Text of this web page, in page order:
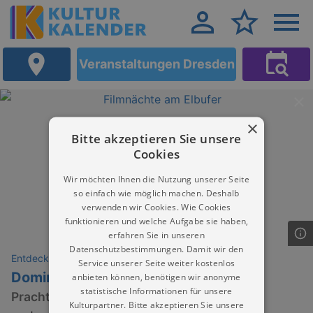
Veranstaltungen Dresden
Entdeckungen
Dominik Eulberg
Prachtliebe & Wunderfakten
×
Bitte akzeptieren Sie unsere
Cookies
Wir möchten Ihnen die Nutzung unserer Seite
so einfach wie möglich machen. Deshalb
verwenden wir Cookies. Wie Cookies
funktionieren und welche Aufgabe sie haben,
erfahren Sie in unseren
Datenschutzbestimmungen. Damit wir den
Service unserer Seite weiter kostenlos
anbieten können, benötigen wir anonyme
statistische Informationen für unsere
Kulturpartner. Bitte akzeptieren Sie unsere